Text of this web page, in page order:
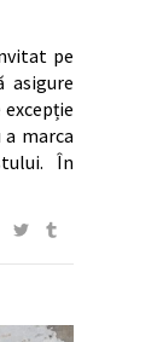
pe
asigure
marca
În